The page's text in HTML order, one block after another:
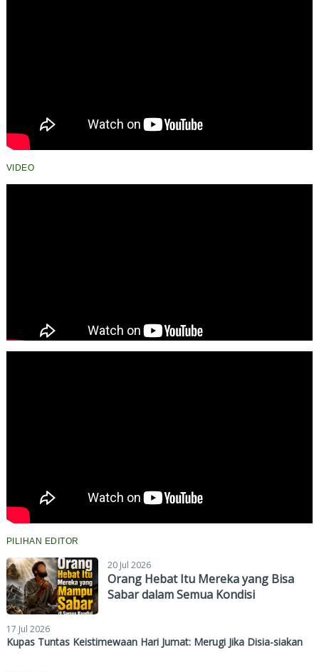
VIDEO
PILIHAN EDITOR
20 Jul 2026
Orang Hebat Itu Mereka yang Bisa
Sabar dalam Semua Kondisi
17 Jul 2026
Kupas Tuntas Keistimewaan Hari Jumat: Merugi Jika Disia-siakan